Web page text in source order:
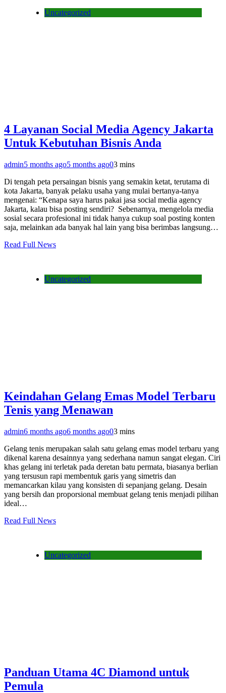
Uncategorized
4 Layanan Social Media Agency Jakarta
Untuk Kebutuhan Bisnis Anda
admin5 months ago5 months ago03 mins
Di tengah peta persaingan bisnis yang semakin ketat, terutama di
kota Jakarta, banyak pelaku usaha yang mulai bertanya-tanya
mengenai: “Kenapa saya harus pakai jasa social media agency
Jakarta, kalau bisa posting sendiri? Sebenarnya, mengelola media
sosial secara profesional ini tidak hanya cukup soal posting konten
saja, melainkan ada banyak hal lain yang bisa berimbas langsung…
Read Full News
Uncategorized
Keindahan Gelang Emas Model Terbaru
Tenis yang Menawan
admin6 months ago6 months ago03 mins
Gelang tenis merupakan salah satu gelang emas model terbaru yang
dikenal karena desainnya yang sederhana namun sangat elegan. Ciri
khas gelang ini terletak pada deretan batu permata, biasanya berlian
yang tersusun rapi membentuk garis yang simetris dan
memancarkan kilau yang konsisten di sepanjang gelang. Desain
yang bersih dan proporsional membuat gelang tenis menjadi pilihan
ideal…
Read Full News
Uncategorized
Panduan Utama 4C Diamond untuk
Pemula